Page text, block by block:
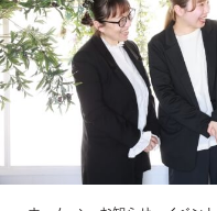
SHICHIGOSAN
WEDDING フォ